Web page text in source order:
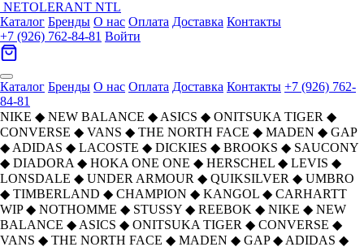
NETOLERANT NTL
Каталог Бренды О нас Оплата Доставка Контакты
+7 (926) 762-84-81 Войти
Каталог Бренды О нас Оплата Доставка Контакты +7 (926) 762-
84-81
NIKE ◆ NEW BALANCE ◆ ASICS ◆ ONITSUKA TIGER ◆
CONVERSE ◆ VANS ◆ THE NORTH FACE ◆ MADEN ◆ GAP
◆ ADIDAS ◆ LACOSTE ◆ DICKIES ◆ BROOKS ◆ SAUCONY
◆ DIADORA ◆ HOKA ONE ONE ◆ HERSCHEL ◆ LEVIS ◆
LONSDALE ◆ UNDER ARMOUR ◆ QUIKSILVER ◆ UMBRO
◆ TIMBERLAND ◆ CHAMPION ◆ KANGOL ◆ CARHARTT
WIP ◆ NOTHOMME ◆ STUSSY ◆ REEBOK ◆ NIKE ◆ NEW
BALANCE ◆ ASICS ◆ ONITSUKA TIGER ◆ CONVERSE ◆
VANS ◆ THE NORTH FACE ◆ MADEN ◆ GAP ◆ ADIDAS ◆